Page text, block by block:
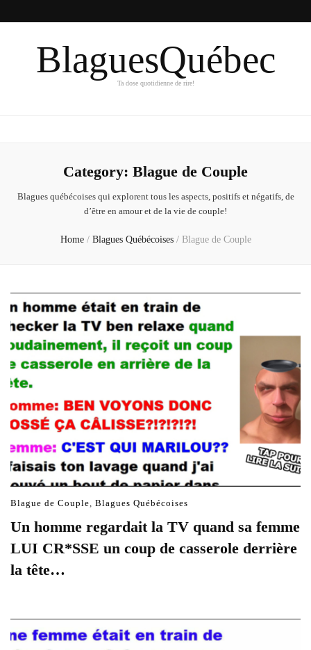
BlaguesQuébec
Ta dose quotidienne de rire!
Category: Blague de Couple
Blagues québécoises qui explorent tous les aspects, positifs et négatifs, de
d’être en amour et de la vie de couple!
Home / Blagues Québécoises / Blague de Couple
Blague de Couple Blagues Québécoises
Un homme regardait la TV quand sa femme
LUI CR*SSE un coup de casserole derrière
la tête…